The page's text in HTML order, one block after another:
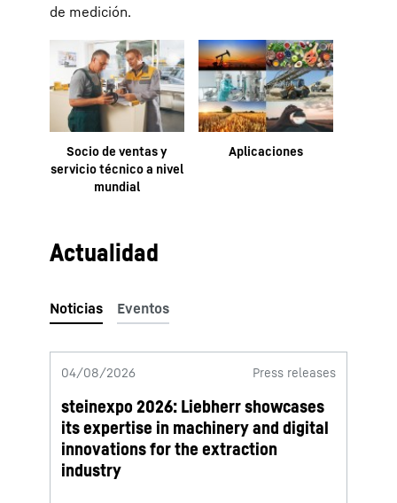
de medición.
Socio de ventas y
servicio técnico a nivel
mundial
Aplicaciones
Actualidad
04/08/2026 Press releases
steinexpo 2026: Liebherr showcases
its expertise in machinery and digital
innovations for the extraction
industry